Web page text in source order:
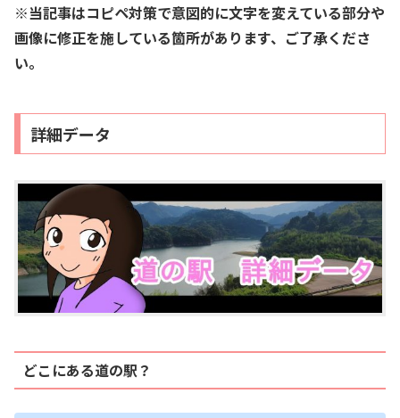
※当記事はコピペ対策で意図的に文字を変えている部分や
画像に修正を施している箇所があります、ご了承くださ
い。
詳細データ
どこにある道の駅？